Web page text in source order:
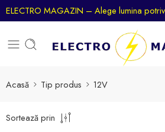
ELECTRO MAGAZIN – Alege lumina
Acasă Tip produs 12V
Sortează prin